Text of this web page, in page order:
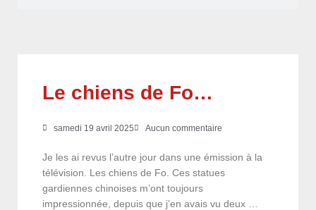
Le chiens de Fo…
samedi 19 avril 2025 Aucun commentaire
Je les ai revus l’autre jour dans une émission à la
télévision. Les chiens de Fo. Ces statues
gardiennes chinoises m’ont toujours
impressionnée, depuis que j’en avais vu deux …